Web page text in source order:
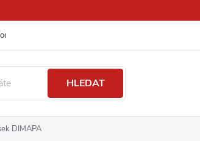
ochrany osobních údajů
HLEDAT
DIMAPA